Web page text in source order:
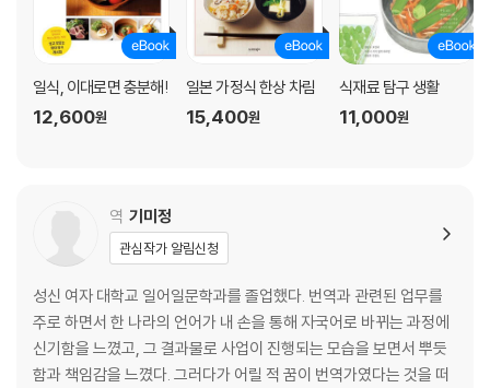
사케를 만들 때 정미를 하는 이유는 무엇일까?
사케 제조 과정을 알아보자②
사케 제조 과정을 알아보자③
사케 제조 과정을 알아보자④
나마자케, 나마즈메슈, 나마쵸조슈…… 이름에 붙어 있는 「나마(生)」란?
토쿠센, 죠센, 카센이라는 것은 어떤 종류인가?
양조장에 매달려 있는 「스기다마」에는 어떤 의미가 있을까?
「도부로쿠」는 「니고리자케」와 같은 탁주가 아니다
【풍미 편】
히야, 누루칸, 히토하다…… 온도에 따라 맛이 다르다?
칸과 레이슈, 브랜드나 종류에 따라 적합한 것과 적합하지 않은 것이 있
다?
일식, 이대로면 충분해!
12,600원
일본 가정식 한상 차림
15,400원
식재료 탐구 생활
11,000원
역 기미정
관심작가 알림신청
성신 여자 대학교 일어일문학과를 졸업했다. 번역과 관련된 업무를
주로 하면서 한 나라의 언어가 내 손을 통해 자국어로 바뀌는 과정에
신기함을 느꼈고, 그 결과물로 사업이 진행되는 모습을 보면서 뿌듯
함과 책임감을 느꼈다. 그러다가 어릴 적 꿈이 번역가였다는 것을 떠